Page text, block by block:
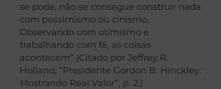
se pode, não se consegue construir nada
com pessimismo ou cinismo.
Observando com otimismo e
trabalhando com fé, as coisas
acontecem” (Citado por Jeffrey R.
Holland, “Presidente Gordon B. Hinckley:
Mostrando Real Valor”, p. 2.)